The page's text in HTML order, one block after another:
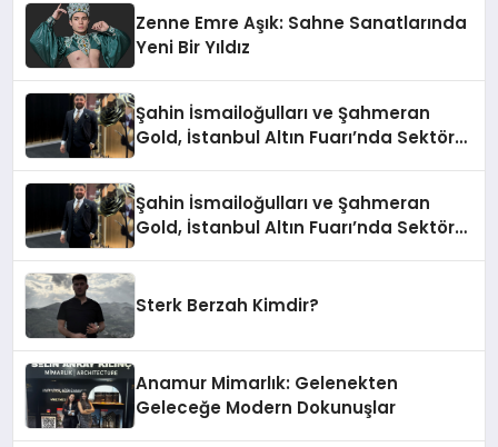
Zenne Emre Aşık: Sahne Sanatlarında
Yeni Bir Yıldız
Şahin İsmailoğulları ve Şahmeran
Gold, İstanbul Altın Fuarı’nda Sektöre
Şahin İsmailoğulları ve Şahmeran
Gold, İstanbul Altın Fuarı’nda Sektöre
Sterk Berzah Kimdir?
Anamur Mimarlık: Gelenekten
Geleceğe Modern Dokunuşlar